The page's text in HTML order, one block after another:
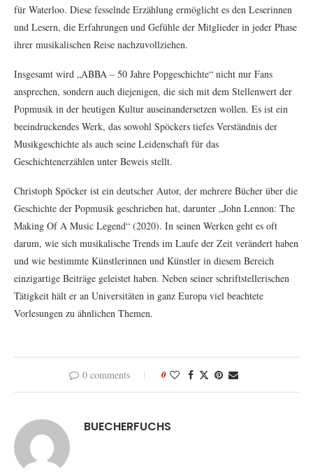
für Waterloo. Diese fesselnde Erzählung ermöglicht es den Leserinnen
und Lesern, die Erfahrungen und Gefühle der Mitglieder in jeder Phase
ihrer musikalischen Reise nachzuvollziehen.
Insgesamt wird „ABBA – 50 Jahre Popgeschichte“ nicht nur Fans
ansprechen, sondern auch diejenigen, die sich mit dem Stellenwert der
Popmusik in der heutigen Kultur auseinandersetzen wollen. Es ist ein
beeindruckendes Werk, das sowohl Spöckers tiefes Verständnis der
Musikgeschichte als auch seine Leidenschaft für das
Geschichtenerzählen unter Beweis stellt.
Christoph Spöcker ist ein deutscher Autor, der mehrere Bücher über die
Geschichte der Popmusik geschrieben hat, darunter „John Lennon: The
Making Of A Music Legend“ (2020). In seinen Werken geht es oft
darum, wie sich musikalische Trends im Laufe der Zeit verändert haben
und wie bestimmte Künstlerinnen und Künstler in diesem Bereich
einzigartige Beiträge geleistet haben. Neben seiner schriftstellerischen
Tätigkeit hält er an Universitäten in ganz Europa viel beachtete
Vorlesungen zu ähnlichen Themen.
0 comments 0
BUECHERFUCHS